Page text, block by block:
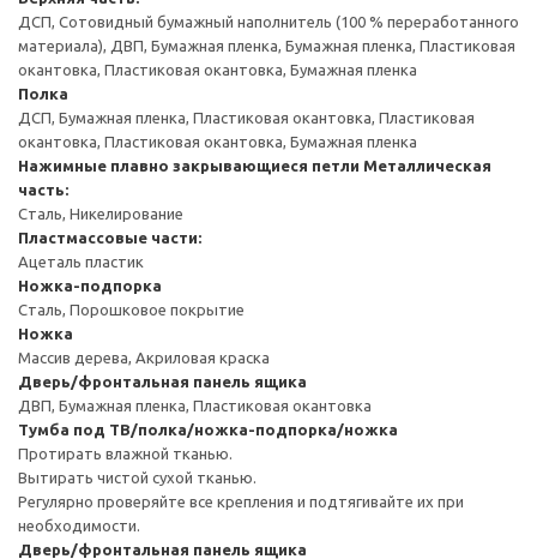
ДСП, Сотовидный бумажный наполнитель (100 % переработанного
материала), ДВП, Бумажная пленка, Бумажная пленка, Пластиковая
окантовка, Пластиковая окантовка, Бумажная пленка
Полка
ДСП, Бумажная пленка, Пластиковая окантовка, Пластиковая
окантовка, Пластиковая окантовка, Бумажная пленка
Нажимные плавно закрывающиеся петли Металлическая
часть:
Сталь, Никелирование
Пластмассовые части:
Ацеталь пластик
Ножка-подпорка
Сталь, Порошковое покрытие
Ножка
Массив дерева, Акриловая краска
Дверь/фронтальная панель ящика
ДВП, Бумажная пленка, Пластиковая окантовка
Тумба под ТВ/полка/ножка-подпорка/ножка
Протирать влажной тканью.
Вытирать чистой сухой тканью.
Регулярно проверяйте все крепления и подтягивайте их при
необходимости.
Дверь/фронтальная панель ящика